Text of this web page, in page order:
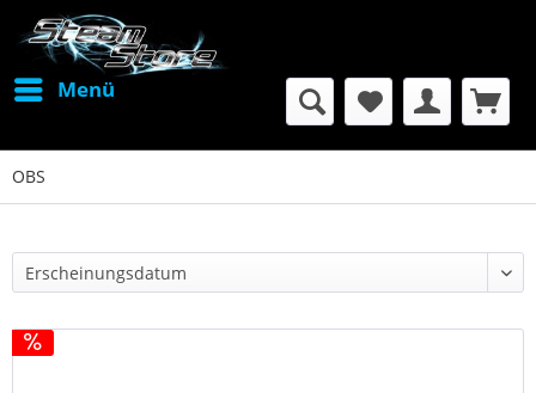
Menü
OBS